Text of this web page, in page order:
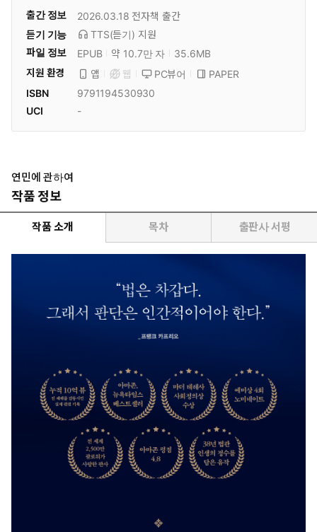
출간 정보 2026.03.18 전자책 출간
듣기 기능
TTS(듣기) 지원
파일 정보
EPUB 약 10.7만 자
35.6MB
지원 환경
앱 웹 PC뷰어
PAPER
ISBN
9791194530930
UCI
-
연민에 관하여
작품 정보
작품 소개 목차 출판사 서평